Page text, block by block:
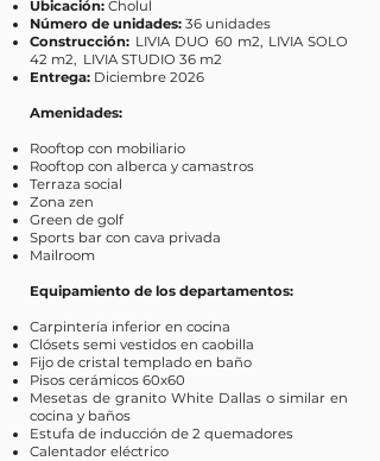
Ubicación: Cholul
Número de unidades: 36 unidades
Construcción: LIVIA DUO 60 m2, LIVIA SOLO
42 m2, LIVIA STUDIO 36 m2
Entrega: Diciembre 2026
Amenidades:
Rooftop con mobiliario
Rooftop con alberca y camastros
Terraza social
Zona zen
Green de golf
Sports bar con cava privada
Mailroom
Equipamiento de los departamentos:
Carpintería inferior en cocina
Clósets semi vestidos en caobilla
Fijo de cristal templado en baño
Pisos cerámicos 60x60
Mesetas de granito White Dallas o similar en
cocina y baños
Estufa de inducción de 2 quemadores
Calentador eléctrico